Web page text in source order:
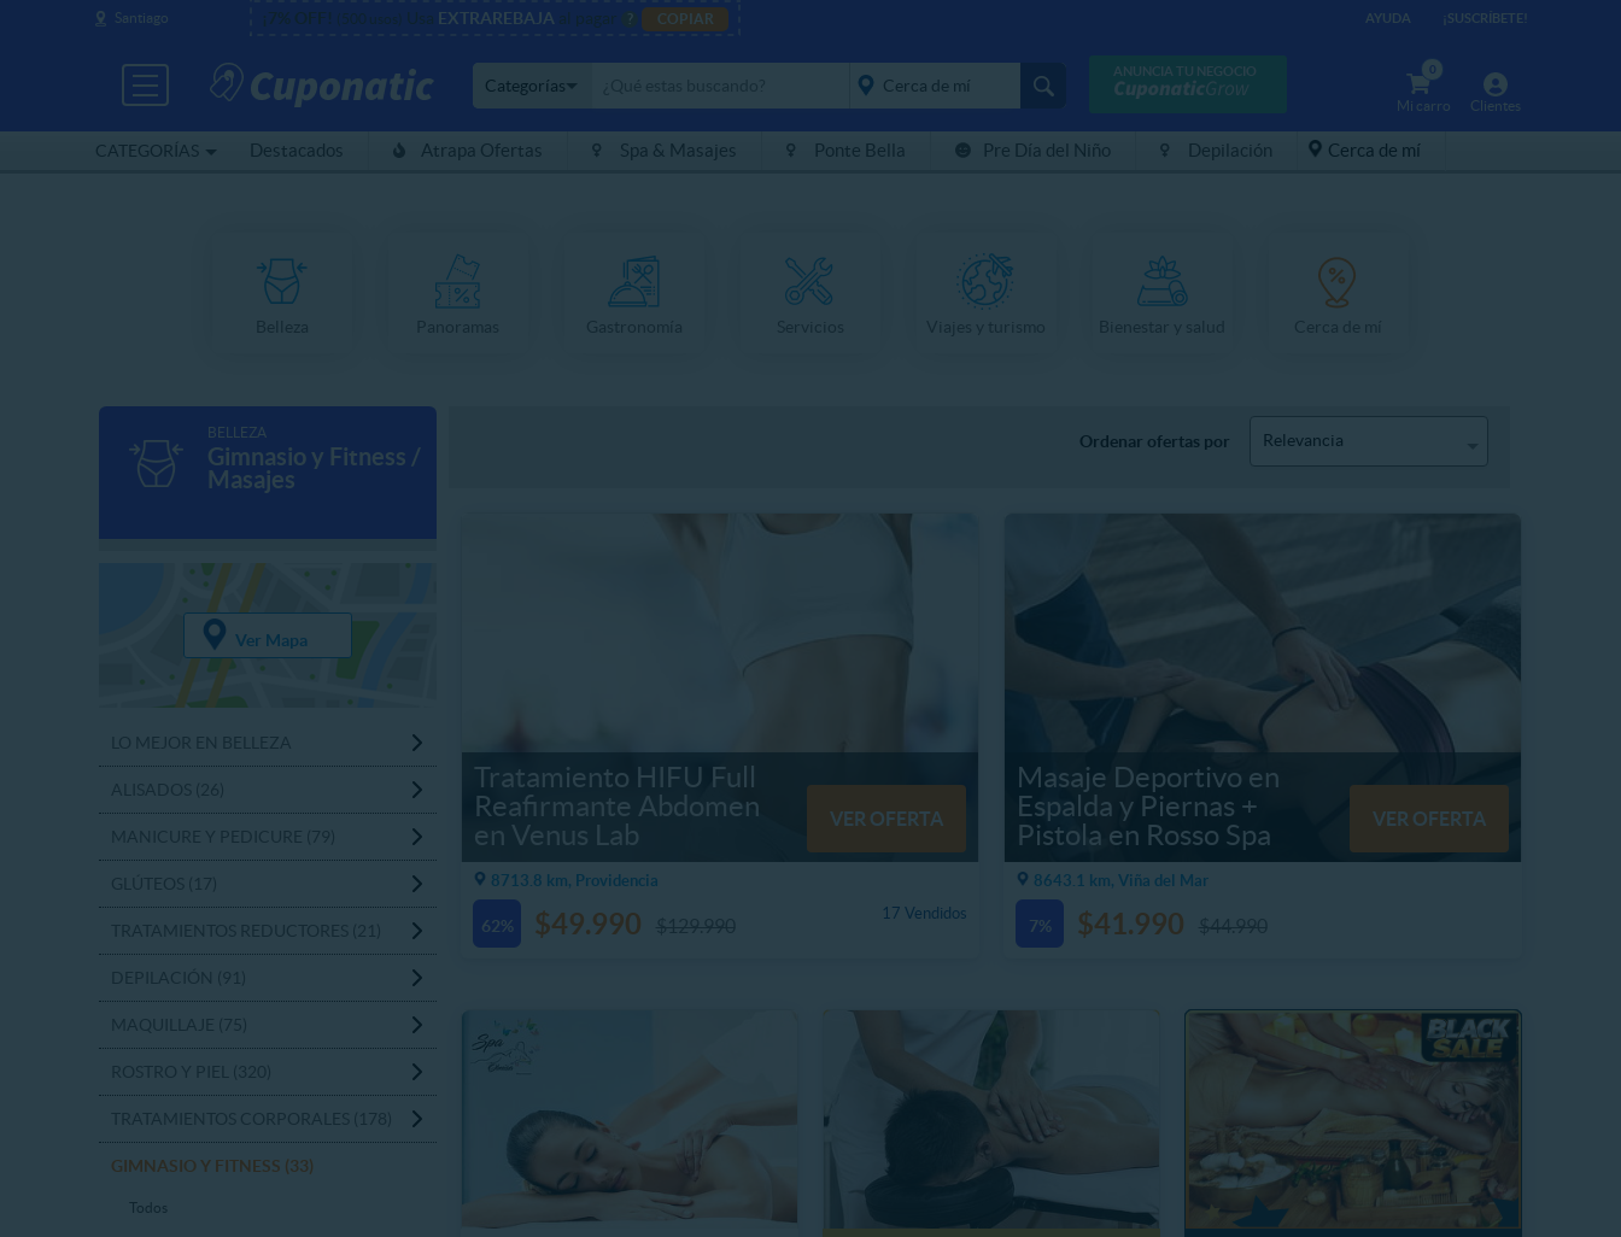
Santiago ¡7% OFF! (500 usos) Usa EXTRAREBAJA al pagar COPIAR AYUDA ¡SUSCRÍBETE!
CATEGORÍAS
ANUNCIA TU NEGOCIO
Clientes
Categorías
0
Mi carro
Destacados Atrapa Ofertas Spa & Masajes Ponte Bella Pre Día del Niño Depilación Cerca de mí
BELLEZA
Gimnasio y Fitness /
Masajes
Ver Mapa
GIMNASIO Y FITNESS (33)
Todos
Ordenar ofertas por Relevancia
Tratamiento HIFU Full
Reafirmante Abdomen
en Venus Lab
VER OFERTA
8713.8 km, Providencia
62%
17 Vendidos
$49.990
Masaje Deportivo en
Espalda y Piernas +
Pistola en Rosso Spa
VER OFERTA
8643.1 km, Viña del Mar
7% $41.990